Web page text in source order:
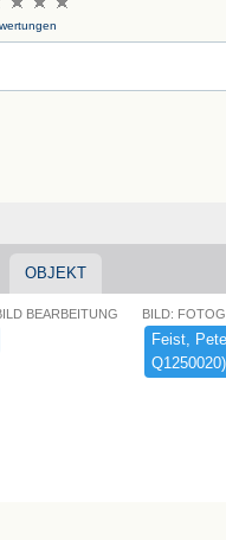
OBJEKT
BEARBEITUNG BILD:
Feist,​
Q1250020)​